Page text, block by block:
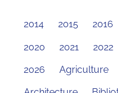
2014 2015 2016
2020 2021 2022
2026 Agriculture